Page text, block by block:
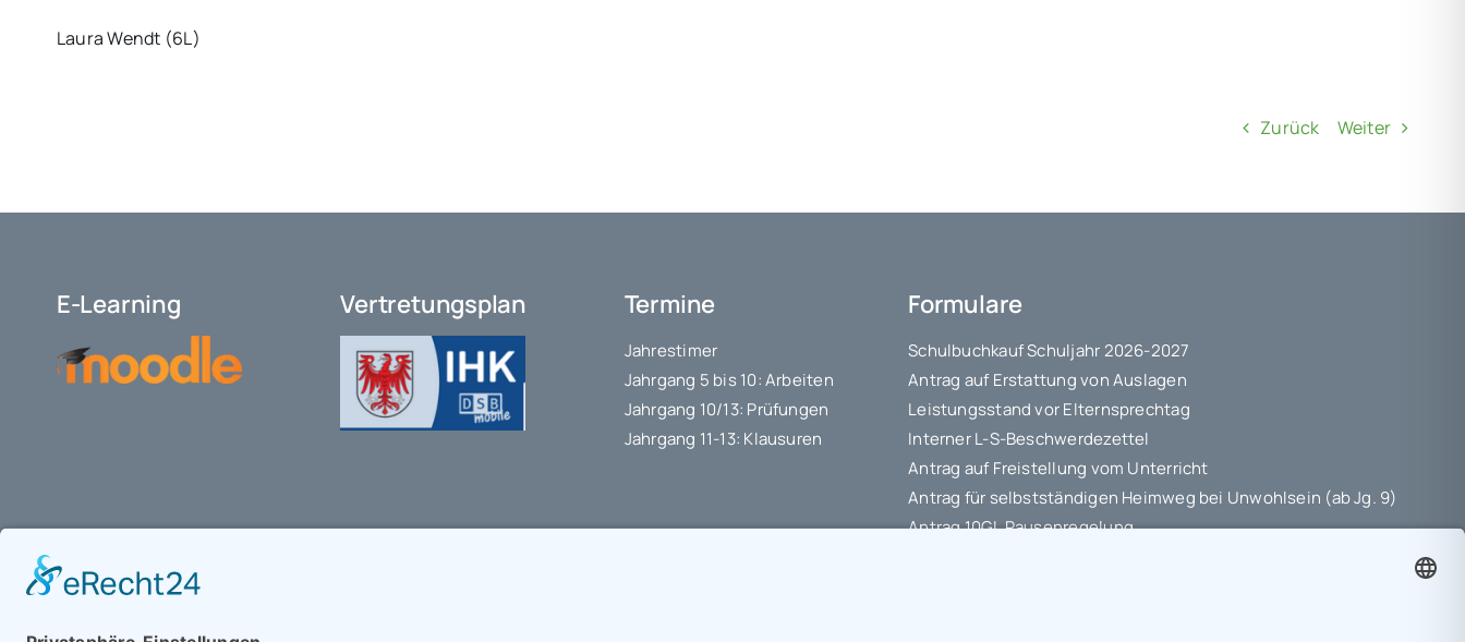
Laura Wendt (6L)
Zurück Weiter
E-Learning Vertretungsplan Termine
Jahrestimer
Jahrgang 5 bis 10: Arbeiten
Jahrgang 10/13: Prüfungen
Jahrgang 11-13: Klausuren
Formulare
Schulbuchkauf Schuljahr 2026-2027
Antrag auf Erstattung von Auslagen
Leistungsstand vor Elternsprechtag
Interner L-S-Beschwerdezettel
Antrag auf Freistellung vom Unterricht
Antrag für selbstständigen Heimweg bei Unwohlsein (ab Jg. 9)
Antrag 10GL Pausenregelung